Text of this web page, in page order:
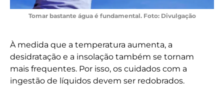
Tomar bastante água é fundamental. Foto: Divulgação
À medida que a temperatura aumenta, a
desidratação e a insolação também se tornam
mais frequentes. Por isso, os cuidados com a
ingestão de líquidos devem ser redobrados.